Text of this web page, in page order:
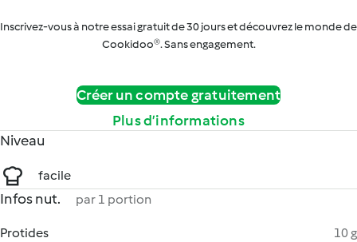
Inscrivez-vous à notre essai gratuit de 30 jours et découvrez le monde de
Cookidoo®. Sans engagement.
Créer un compte gratuitement
Plus d’informations
Niveau
facile
Infos nut. par 1 portion
Protides
10 g